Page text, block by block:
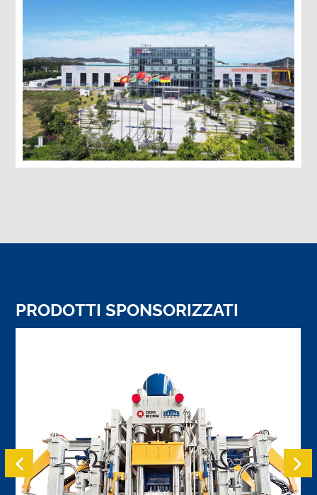
produzione automatica di macchine per mattoni
di cemento, linea di produzione di blocchi cavi in ​​
calcestruzzo, linea di produzione di macchine per
mattoni di scarto di costruzione, attrezzatura
completa per il trattamento dei rifiuti di
costruzione,macchina per mattoni senza cottura
in cemento,attrezzatura automatica per il
cantiere di mattoni,macchina automatica per
mattoni di cemento, attrezzatura per macchine
PRODOTTI SPONSORIZZATI